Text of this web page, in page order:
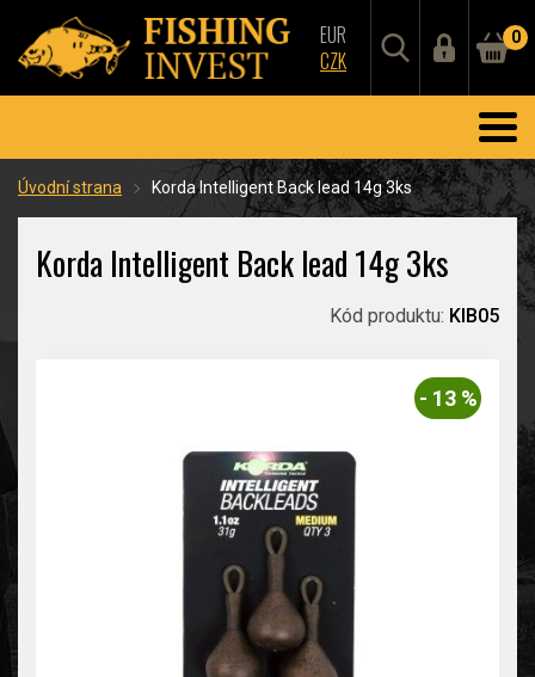
EUR
CZK
0
Úvodní strana Korda Intelligent Back lead 14g 3ks
Korda Intelligent Back lead 14g 3ks
Kód produktu: KIB05
- 13 %